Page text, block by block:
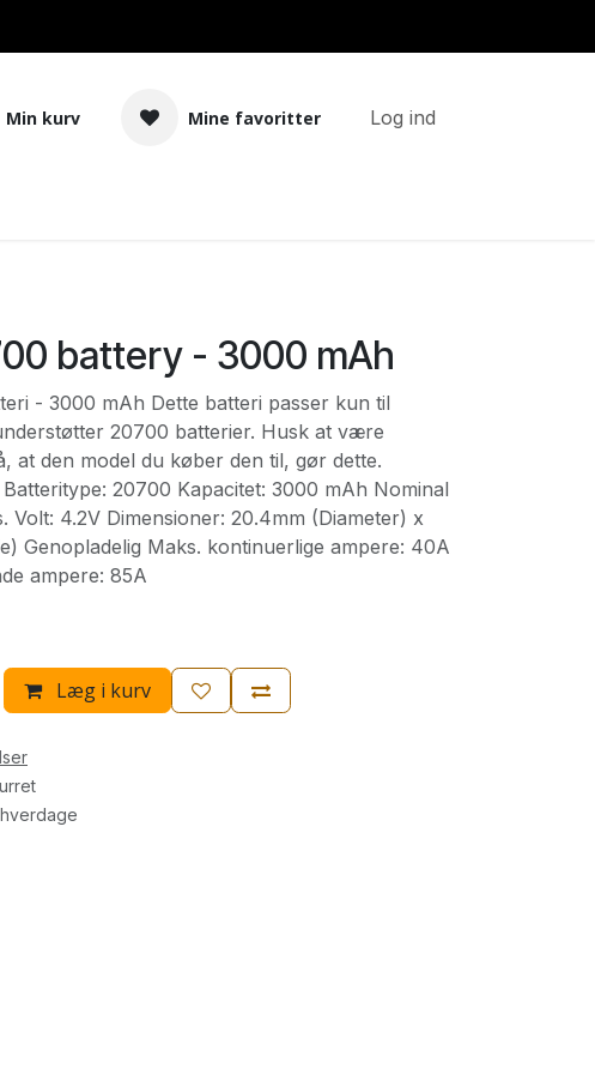
Min kurv Mine favoritter Log ind
battery - 3000 mAh
- 3000 mAh Dette batteri passer kun til
20700 batterier. Husk at være
at den model du køber den til, gør dette.
20700 Kapacitet: 3000 mAh Nominal
Volt: 4.2V Dimensioner: 20.4mm (Diameter) x
Genopladelig Maks. kontinuerlige ampere: 40A
ampere: 85A
Læg i kurv